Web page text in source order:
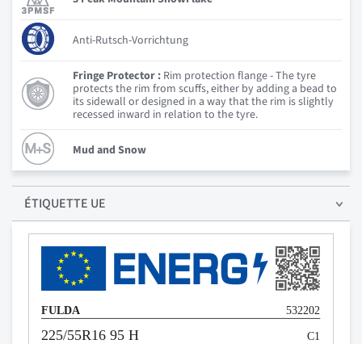
Anti-Rutsch-Vorrichtung
Fringe Protector : Rim protection flange - The tyre
protects the rim from scuffs, either by adding a bead to
its sidewall or designed in a way that the rim is slightly
recessed inward in relation to the tyre.
Mud and Snow
ÉTIQUETTE UE